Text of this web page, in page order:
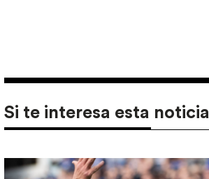
Si te interesa esta noticia